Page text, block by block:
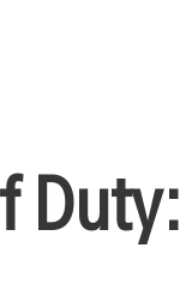
Duty: